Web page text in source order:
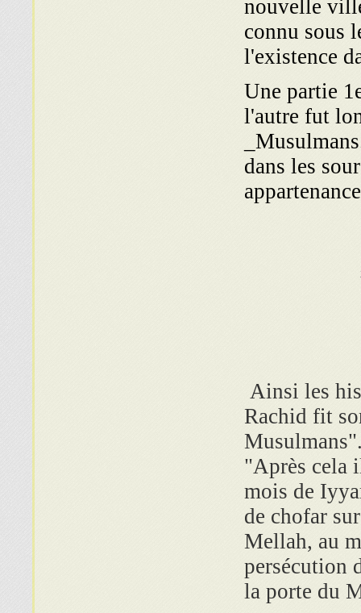
nouvelle
connu sous
l'existence
Une partie
l'autre fut
dans les
Ainsi les
Rachid fit
"Après cela
mois de
de chofar
Mellah, au
persécution
la porte du